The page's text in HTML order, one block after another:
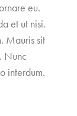
eu.
et ut nisi.
Mauris sit
Nunc
interdum.